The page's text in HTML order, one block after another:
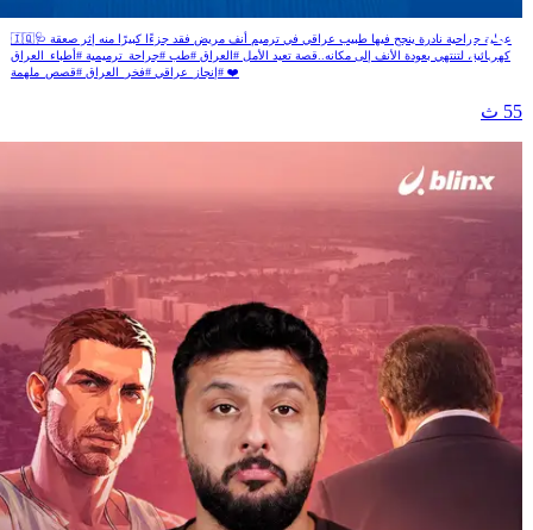
🇮🇶🩺 عملية جراحية نادرة ينجح فيها طبيب عراقي في ترميم أنف مريض فقد جزءًا كبيرًا منه إثر صعقة
كهربائية، لتنتهي بعودة الأنف إلى مكانه..قصة تعيد الأمل #العراق #طب #جراحة_ترميمية #أطباء_العراق
#إنجاز_عراقي #فخر_العراق #قصص_ملهمة ❤️
55 ث